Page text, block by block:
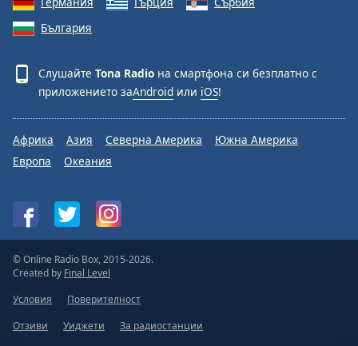
България
Слушайте Tona Radio на смартфона си безплатно с
приложението заAndroid или iOS!
Африка Азия Северна Америка
Южна Америка
Европа
Океания
© Online Radio Box, 2015-2026.
Created by Final Level
Условия
Поверителност
Отзиви
Уиджети За радиостанции